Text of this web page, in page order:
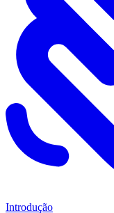
Introdução